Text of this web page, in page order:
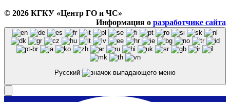
© 2026 КГКУ «Центр ГО и ЧС»
Информация о разработчике сайта
Русский